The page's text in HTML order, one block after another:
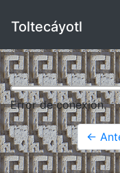
Toltecáyotl
Error de conexión.
←